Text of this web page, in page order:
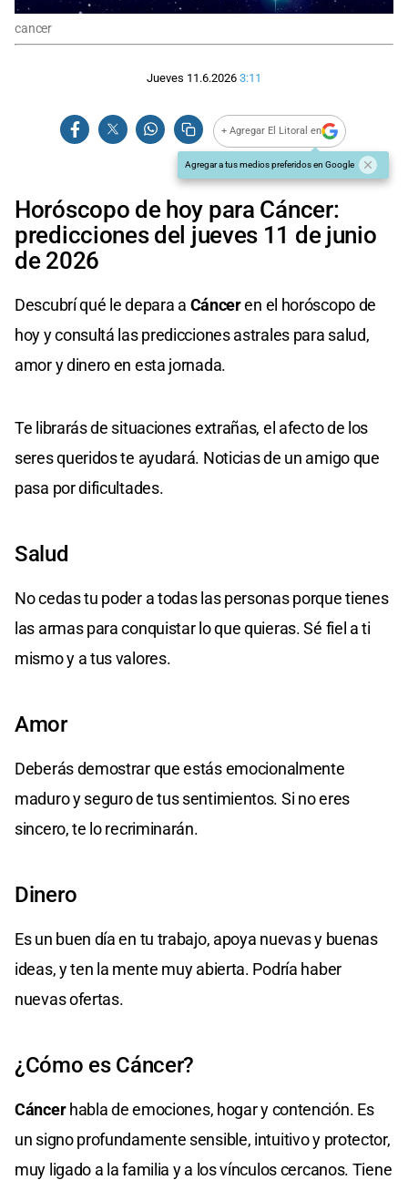
cancer
Jueves 11.6.2026 3:11
+ Agregar El Litoral en
Agregar a tus medios preferidos en Google
Horóscopo de hoy para Cáncer:
predicciones del jueves 11 de junio
de 2026
Descubrí qué le depara a Cánceren el horóscopo de
hoy y consultá las predicciones astrales para salud,
amor y dinero en esta jornada.
Te librarás de situaciones extrañas, el afecto de los
seres queridos te ayudará. Noticias de un amigo que
pasa por dificultades.
Salud
No cedas tu poder a todas las personas porque tienes
las armas para conquistar lo que quieras. Sé fiel a ti
mismo y a tus valores.
Amor
Deberás demostrar que estás emocionalmente
maduro y seguro de tus sentimientos. Si no eres
sincero, te lo recriminarán.
Dinero
Es un buen día en tu trabajo, apoya nuevas y buenas
ideas, y ten la mente muy abierta. Podría haber
nuevas ofertas.
¿Cómo es Cáncer?
Cáncerhabla de emociones, hogar y contención. Es
un signo profundamente sensible, intuitivo y protector,
muy ligado a la familia y a los vínculos cercanos. Tiene